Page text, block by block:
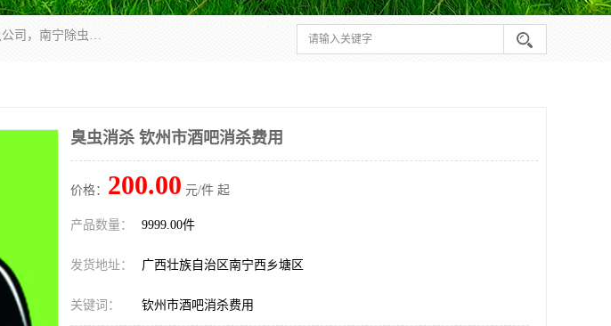
广西亿之豪有害生物防治服务有限公司是一家南宁灭鼠公司、灭蟑螂公司，南宁杀虫公司，南宁除虫公司，南宁灭跳蚤公司，南宁灭白蚁公司，南宁除四害公司,广西亿之豪有害生物防治服务有限公司专业灭蟑螂,除臭虫,其他害虫,服务上门,安全环保,售后保障,一次消杀，竭诚为您服务.
臭虫消杀 钦州市酒吧消杀费用
价格： 200.00 元/件 起
产品数量： 9999.00件
发货地址： 广西壮族自治区南宁西乡塘区
关键词： 钦州市酒吧消杀费用